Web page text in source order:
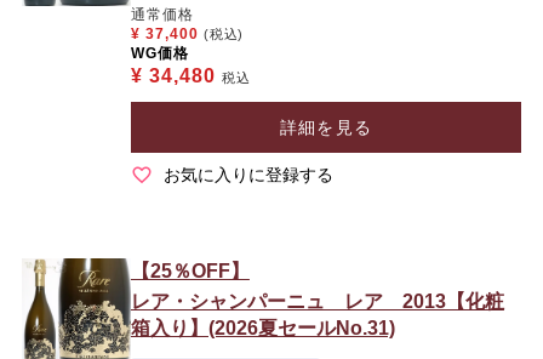
通常価格
¥ 37,400 (税込)
WG価格
¥ 34,480 税込
詳細を見る
お気に入りに登録する
【25％OFF】
レア・シャンパーニュ レア 2013【化粧
箱入り】(2026夏セールNo.31)